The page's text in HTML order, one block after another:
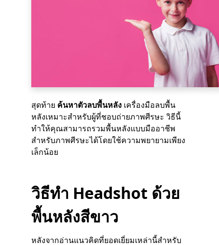
สุดท้าย ค้นหาตัวลบพื้นหลัง เครื่องมือลบพื้น
หลังเหมาะสำหรับผู้ที่ชอบถ่ายภาพศีรษะ วิธีนี้
ทำให้คุณสามารถรวมพื้นหลังแบบมืออาชีพ
สำหรับภาพศีรษะได้โดยใช้ความพยายามเพียง
เล็กน้อย
วิธีทำ Headshot ด้วย
พื้นหลังสีขาว
หลังจากอ่านแนวคิดที่ยอดเยี่ยมเหล่านี้สำหรับ